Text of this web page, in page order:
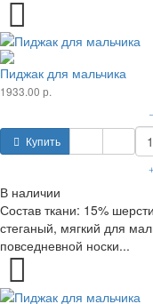
Пиджак для мальчика
1933.00 р.
Купить
+
В наличии
Состав ткани: 15%
стеганый, мягкий для
повседневной носки...